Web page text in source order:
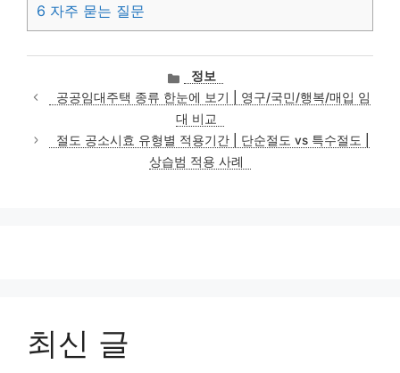
6 자주 묻는 질문
카
테
고
리
정보
공공임대주택 종류 한눈에 보기 | 영구/국민/행복/매입 임
대 비교
절도 공소시효 유형별 적용기간 | 단순절도 vs 특수절도 |
상습범 적용 사례
최신 글